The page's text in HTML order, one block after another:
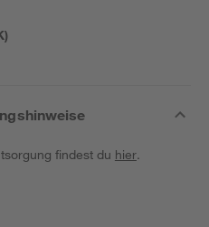
findest du hier.